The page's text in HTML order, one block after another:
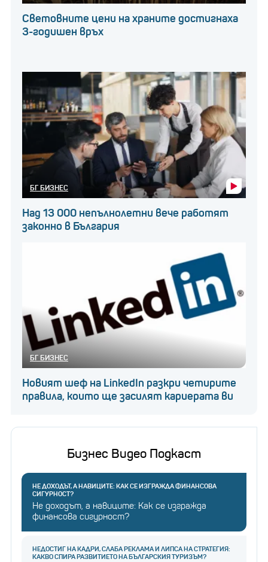
Световните цени на храните достигнаха
3-годишен връх
БГ БИЗНЕС
Над 13 000 непълнолетни вече работят
законно в България
БГ БИЗНЕС
Новият шеф на LinkedIn разкри четирите
правила, които ще засилят кариерата ви
Бизнес Видео Подкаст
НЕ ДОХОДЪТ, А НАВИЦИТЕ: КАК СЕ ИЗГРАЖДА ФИНАНСОВА
СИГУРНОСТ?
Не доходът, а навиците: Как се изгражда
финансова сигурност?
НЕДОСТИГ НА КАДРИ, СЛАБА РЕКЛАМА И ЛИПСА НА СТРАТЕГИЯ:
КАКВО СПИРА РАЗВИТИЕТО НА БЪЛГАРСКИЯ ТУРИЗЪМ?